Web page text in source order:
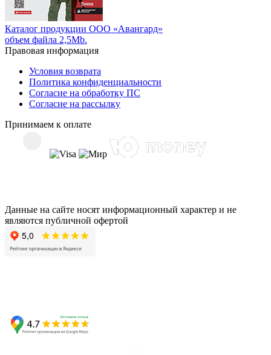
Каталог продукции ООО «Авангард»
объем файла 2,5Mb.
Правовая информация
Условия возврата
Политика конфиденциальности
Согласие на обработку ПС
Согласие на рассылку
Принимаем к оплате
Данные на сайте носят информационный характер и не
являются публичной офертой